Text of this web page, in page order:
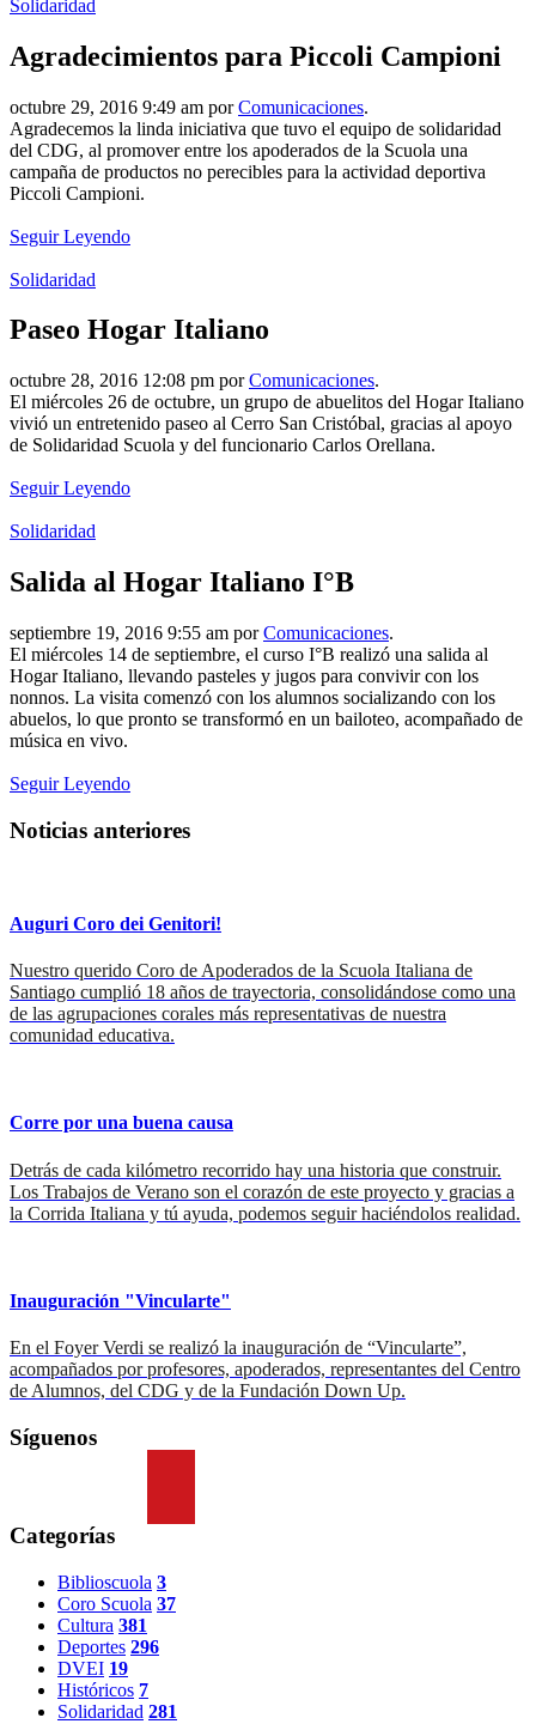
Solidaridad
Agradecimientos para Piccoli Campioni
octubre 29, 2016 9:49 am porComunicaciones.
Agradecemos la linda iniciativa que tuvo el equipo de solidaridad
del CDG, al promover entre los apoderados de la Scuola una
campaña de productos no perecibles para la actividad deportiva
Piccoli Campioni.
Seguir Leyendo
Solidaridad
Paseo Hogar Italiano
octubre 28, 2016 12:08 pm porComunicaciones.
El miércoles 26 de octubre, un grupo de abuelitos del Hogar Italiano
vivió un entretenido paseo al Cerro San Cristóbal, gracias al apoyo
de Solidaridad Scuola y del funcionario Carlos Orellana.
Seguir Leyendo
Solidaridad
Salida al Hogar Italiano I°B
septiembre 19, 2016 9:55 am porComunicaciones.
El miércoles 14 de septiembre, el curso I°B realizó una salida al
Hogar Italiano, llevando pasteles y jugos para convivir con los
nonnos. La visita comenzó con los alumnos socializando con los
abuelos, lo que pronto se transformó en un bailoteo, acompañado de
música en vivo.
Seguir Leyendo
Noticias anteriores
Auguri Coro dei Genitori!
Nuestro querido Coro de Apoderados de la Scuola Italiana de
Santiago cumplió 18 años de trayectoria, consolidándose como una
de las agrupaciones corales más representativas de nuestra
comunidad educativa.
Corre por una buena causa
Detrás de cada kilómetro recorrido hay una historia que construir.
Los Trabajos de Verano son el corazón de este proyecto y gracias a
la Corrida Italiana y tú ayuda, podemos seguir haciéndolos realidad.
Inauguración "Vincularte"
En el Foyer Verdi se realizó la inauguración de “Vincularte”,
acompañados por profesores, apoderados, representantes del Centro
de Alumnos, del CDG y de la Fundación Down Up.
Síguenos
Categorías
Biblioscuola 3
Coro Scuola 37
Cultura 381
Deportes 296
DVEI 19
Históricos 7
Solidaridad 281